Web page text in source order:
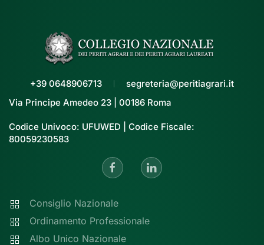
+39 0648906713
segreteria@peritiagrari.it
Via Principe Amedeo 23 | 00186 Roma
Codice Univoco: UFUWED | Codice Fiscale:
80059230583
Consiglio Nazionale
Ordinamento Professionale
Albo Unico Nazionale